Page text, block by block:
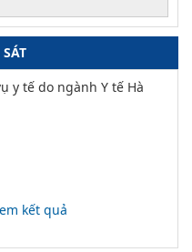
y tế do ngành Y tế Hà
kết quả